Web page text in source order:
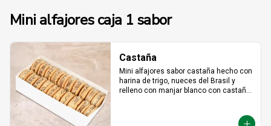
provincia de Chiclayo. No válido para
Mini alfajores caja 1 sabor
Castaña
Mini alfajores sabor castaña hecho con
harina de trigo, nueces del Brasil y
relleno con manjar blanco con castaña